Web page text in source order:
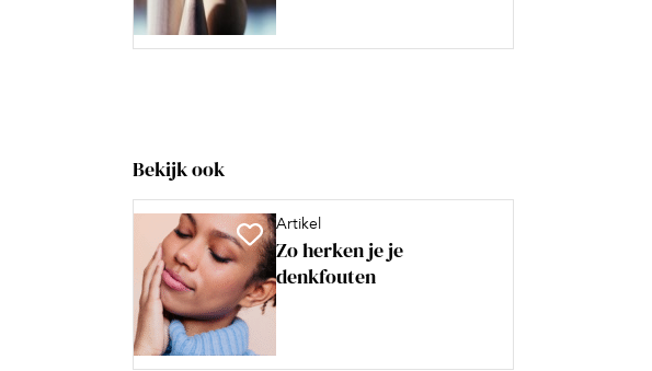
Bekijk ook
Artikel
Zo herken je je
denkfouten